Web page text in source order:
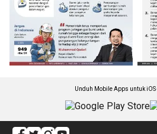
Unduh Mobile Apps untuk